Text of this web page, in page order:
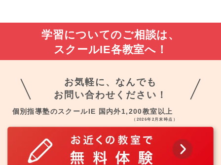
学習についてのご相談は、
スクールIE各教室へ！
お気軽に、なんでも
お問い合わせください！
個別指導塾のスクールIE 国内外1,200教室以上
（2026年2月末時点）